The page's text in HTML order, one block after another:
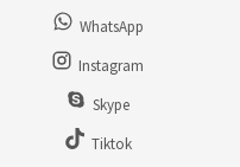
WhatsApp
Instagram
Skype
Tiktok